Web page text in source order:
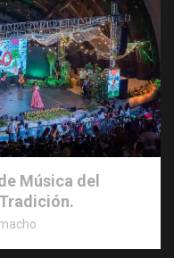
Música del